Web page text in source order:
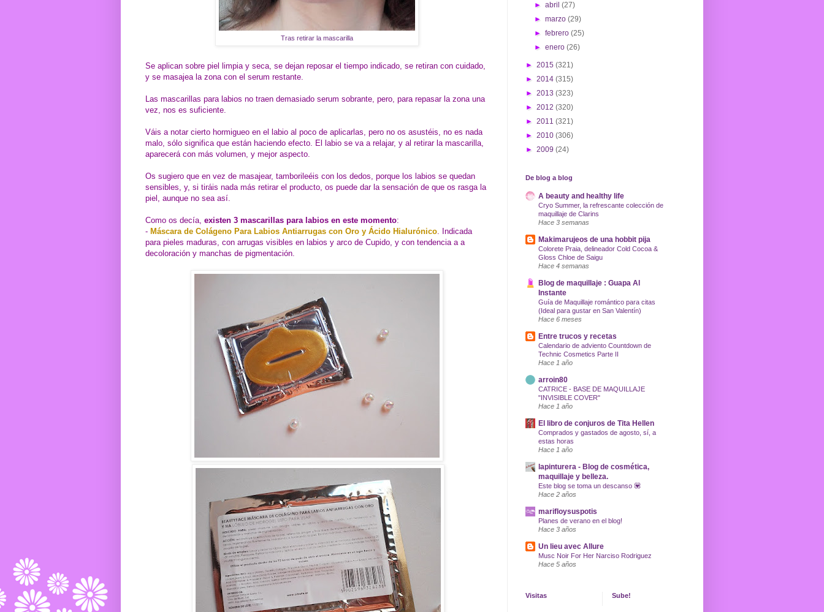
Tras retirar la mascarilla
Se aplican sobre piel limpia y seca, se dejan reposar el tiempo indicado, se retiran con cuidado,
y se masajea la zona con el serum restante.
Las mascarillas para labios no traen demasiado serum sobrante, pero, para repasar la zona una
vez, nos es suficiente.
Váis a notar cierto hormigueo en el labio al poco de aplicarlas, pero no os asustéis, no es nada
malo, sólo significa que están haciendo efecto. El labio se va a relajar, y al retirar la mascarilla,
aparecerá con más volumen, y mejor aspecto.
Os sugiero que en vez de masajear, tamborileéis con los dedos, porque los labios se quedan
sensibles, y, si tiráis nada más retirar el producto, os puede dar la sensación de que os rasga la
piel, aunque no sea así.
Como os decía, existen 3 mascarillas para labios en este momento:
- Máscara de Colágeno Para Labios Antiarrugas con Oro y Ácido Hialurónico. Indicada
para pieles maduras, con arrugas visibles en labios y arco de Cupido, y con tendencia a a
decoloración y manchas de pigmentación.
►abril(27)
►marzo(29)
►febrero(25)
►enero(26)
► 2015 (321)
► 2014 (315)
► 2013 (323)
► 2012 (320)
► 2011 (321)
► 2010 (306)
► 2009 (24)
De blog a blog
A beauty and healthy life
Cryo Summer, la refrescante colección de
maquillaje de Clarins
Hace 3 semanas
Makimarujeos de una hobbit pija
Colorete Praia, delineador Cold Cocoa &
Gloss Chloe de Saigu
Hace 4 semanas
Blog de maquillaje : Guapa Al
Instante
Guía de Maquillaje romántico para citas
(Ideal para gustar en San Valentín)
Hace 6 meses
Entre trucos y recetas
Calendario de adviento Countdown de
Technic Cosmetics Parte II
Hace 1 año
arroin80
CATRICE - BASE DE MAQUILLAJE
"INVISIBLE COVER"
Hace 1 año
El libro de conjuros de Tita Hellen
Comprados y gastados de agosto, sí, a
estas horas
Hace 1 año
lapinturera - Blog de cosmética,
maquillaje y belleza.
Este blog se toma un descanso 💟
Hace 2 años
marifloysuspotis
Planes de verano en el blog!
Hace 3 años
Un lieu avec Allure
Musc Noir For Her Narciso Rodriguez
Hace 5 años
Visitas Sube!